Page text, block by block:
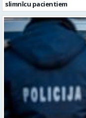
slimnīcu pacientiem